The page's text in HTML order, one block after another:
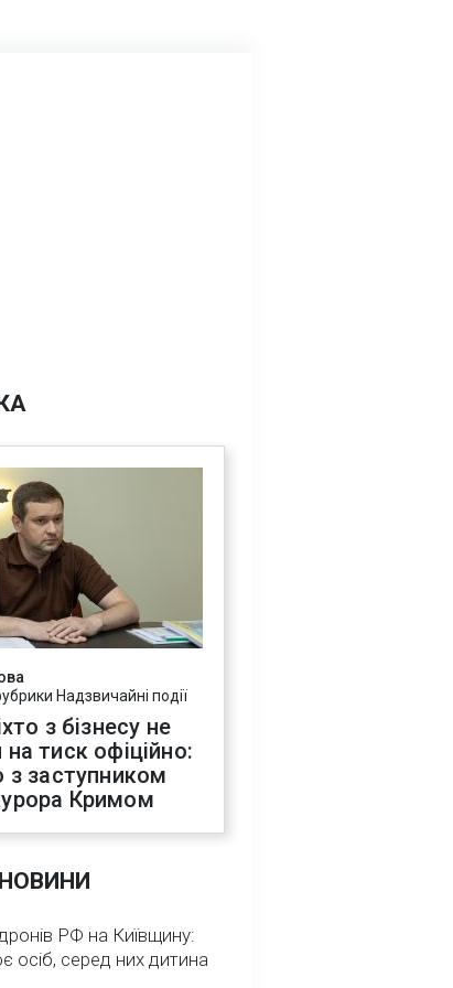
Надзвичайні події
з бізнесу не
тиск офіційно:
з заступником
Кримом
РФ на Київщину:
осіб, серед них дитина